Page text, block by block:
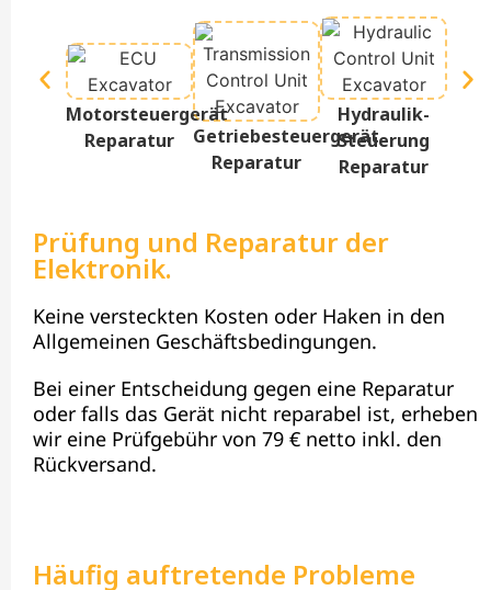
Motorsteuergerät
Reparatur
Getriebesteuergerät
Reparatur
Hydraulik-
Steuerung
Reparatur
Prüfung und Reparatur der
Elektronik.
Keine versteckten Kosten oder Haken in den
Allgemeinen Geschäftsbedingungen.
Bei einer Entscheidung gegen eine Reparatur
oder falls das Gerät nicht reparabel ist, erheben
wir eine Prüfgebühr von 79 € netto inkl. den
Rückversand.
Häufig auftretende Probleme